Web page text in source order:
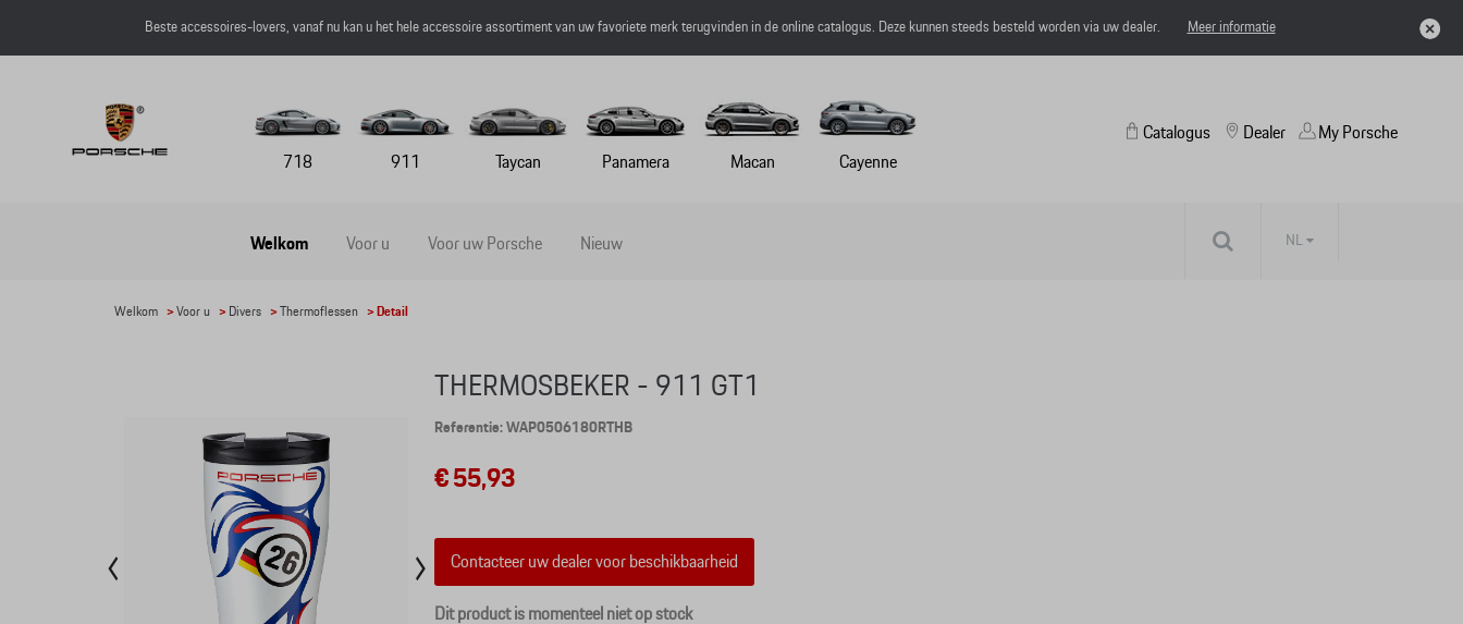
Beste accessoires-lovers, vanaf nu kan u het hele accessoire assortiment van uw favoriete merk terugvinden in de online catalogus. Deze kunnen steeds besteld worden via uw dealer. Meer informatie
718 911 Taycan Panamera Macan Cayenne
Catalogus
Welkom Voor u Voor uw Porsche Nieuw
Dealer My Porsche
NL
Welkom >Voor u > Divers >Thermoflessen > Detail
THERMOSBEKER - 911 GT1
Referentie: WAP0506180RTHB
€ 55,93
Contacteer uw dealer voor beschikbaarheid
Dit product is momenteel niet op stock